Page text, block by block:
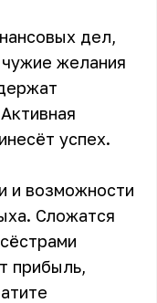
дел,
желания
успех.
и возможности
Сложатся
прибыль,